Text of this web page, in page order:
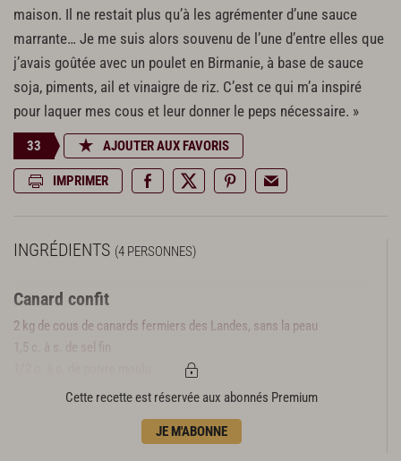
maison. Il ne restait plus qu’à les agrémenter d’une sauce
marrante… Je me suis alors souvenu de l’une d’entre elles que
j’avais goûtée avec un poulet en Birmanie, à base de sauce
soja, piments, ail et vinaigre de riz. C’est ce qui m’a inspiré
pour laquer mes cous et leur donner le peps nécessaire. »
33 AJOUTER AUX FAVORIS
IMPRIMER
INGRÉDIENTS (4 PERSONNES)
Canard confit
2 kg de cous de canards fermiers des Landes, sans la peau
1,5 c. à s. de sel fin
1 pincée de noix de muscade
Cette recette est réservée aux abonnés Premium
JE M'ABONNE